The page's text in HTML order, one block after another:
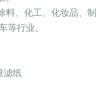
料、化工、化妆品、制
等行业。
滤纸